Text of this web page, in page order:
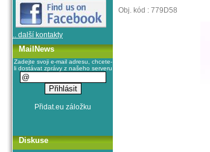
Obj. kód : 779D58
.. další kontakty
MailNews
Zadejte svoji e-mail adresu, chcete-
li dostávat zprávy z našeho serveru
Diskuse